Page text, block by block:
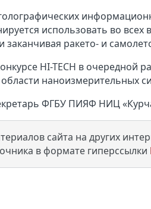
использовать во
ракето- и
HI-TECH в очередной
наноизмерительных
ФГБУ ПИЯФ НИЦ
сайта на других
в формате гиперссылки